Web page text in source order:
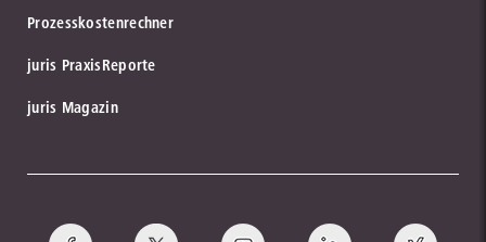
Prozesskostenrechner
juris PraxisReporte
juris Magazin